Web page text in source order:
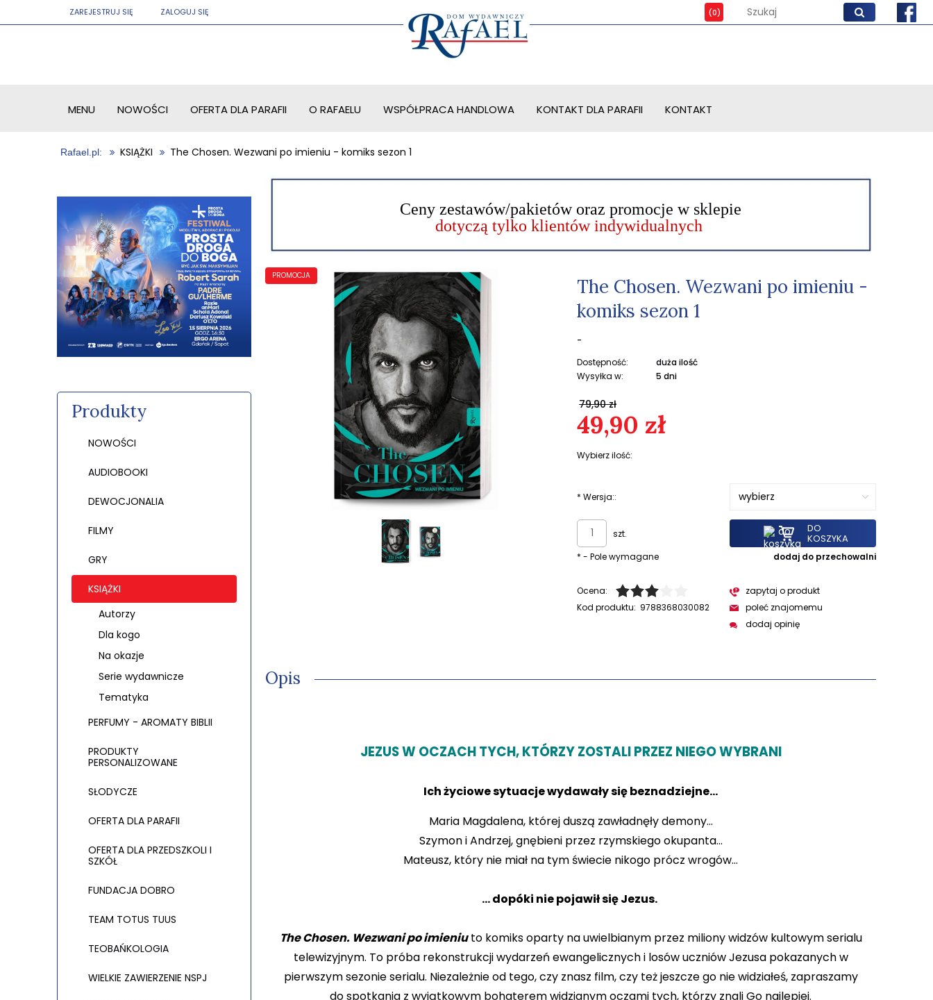
ZAREJESTRUJ SIĘ ZALOGUJ SIĘ
MENU NOWOŚCI OFERTA DLA PARAFII O RAFAELU WSPÓŁPRACA HANDLOWA KONTAKT DLA PARAFII KONTAKT
KSIĄŻKI The Chosen. Wezwani po imieniu - komiks sezon 1
Produkty
NOWOŚCI
AUDIOBOOKI
DEWOCJONALIA
FILMY
GRY
KSIĄŻKI
Autorzy
Dla kogo
Na okazje
Serie wydawnicze
Tematyka
PERFUMY - AROMATY BIBLII
PRODUKTY
PERSONALIZOWANE
SŁODYCZE
OFERTA DLA PARAFII
OFERTA DLA PRZEDSZKOLI I
SZKÓŁ
FUNDACJA DOBRO
TEAM TOTUS TUUS
TEOBAŃKOLOGIA
WIELKIE ZAWIERZENIE NSPJ
Ceny zestawów/pakietów oraz promocje w sklepie
dotyczą tylko klientów indywidualnych
PROMOCJA
The Chosen. Wezwani po imieniu -
komiks sezon 1
-
Dostępność:
duża ilość
Wysyłka w:
5 dni
49,90 zł
Wybierz ilość:
79,90 zł
* Wersja::
szt. DO
KOSZYKA
dodaj do przechowalni
* - Pole wymagane
Ocena:
Kod produktu: 9788368030082
zapytaj o produkt
poleć znajomemu
dodaj opinię
Opis
JEZUS W OCZACH TYCH, KTÓRZY ZOSTALI PRZEZ NIEGO WYBRANI
Ich życiowe sytuacje wydawały się beznadziejne...
Maria Magdalena, której duszą zawładnęły demony...
Szymon i Andrzej, gnębieni przez rzymskiego okupanta...
Mateusz, który nie miał na tym świecie nikogo prócz wrogów...
... dopóki nie pojawił się Jezus.
The Chosen. Wezwani po imieniuto komiks oparty na uwielbianym przez miliony widzów kultowym serialu
telewizyjnym. To próba rekonstrukcji wydarzeń ewangelicznych i losów uczniów Jezusa pokazanych w
pierwszym sezonie serialu. Niezależnie od tego, czy znasz film, czy też jeszcze go nie widziałeś, zapraszamy
do spotkania z wyjątkowym bohaterem widzianym oczami tych, którzy znali Go najlepiej.